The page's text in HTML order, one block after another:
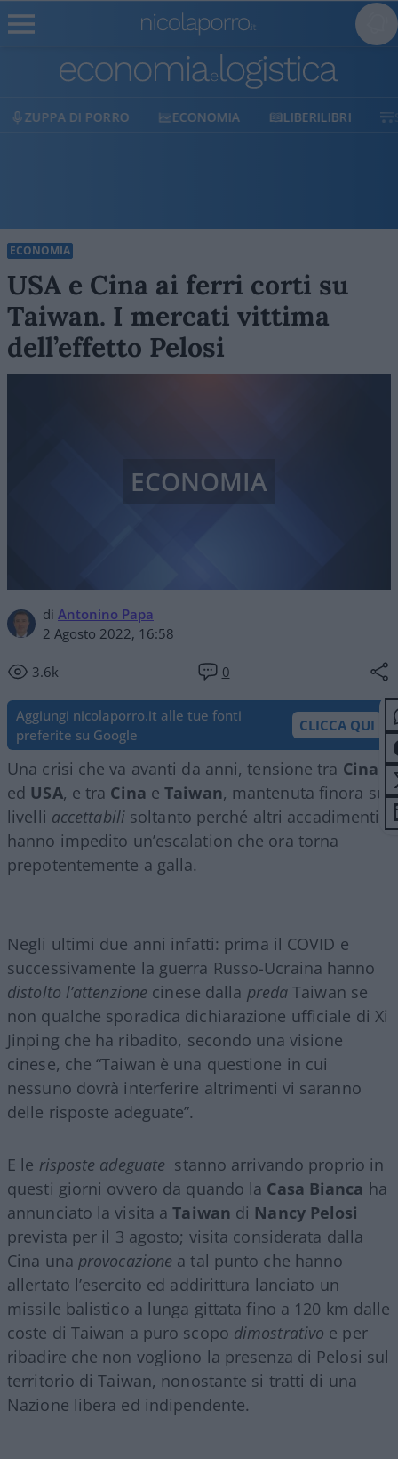
ECONOMIA LIBERILIBRI SHOP SOSTIENICI
ECONOMIA
USA e Cina ai ferri corti su
Taiwan. I mercati vittima
dell’effetto Pelosi
di Antonino Papa
2 Agosto 2022, 16:58
3.6k 0
ECONOMIA
Aggiungi nicolaporro.it alle tue fonti
preferite su Google
CLICCA QUI
Una crisi che va avanti da anni, tensione tra Cina
ed USA, e tra Cina eTaiwan, mantenuta finora su
livelli accettabilisoltanto perché altri accadimenti
hanno impedito un’escalation che ora torna
prepotentemente a galla.
Negli ultimi due anni infatti: prima il COVID e
successivamente la guerra Russo-Ucraina hanno
distolto l’attenzione cinese dalla predaTaiwan se
non qualche sporadica dichiarazione ufficiale di Xi
Jinping che ha ribadito, secondo una visione
cinese, che “Taiwan è una questione in cui
nessuno dovrà interferire altrimenti vi saranno
delle risposte adeguate”.
E le risposte adeguate stanno arrivando proprio in
questi giorni ovvero da quando la Casa Bianca ha
annunciato la visita aTaiwan di Nancy Pelosi
prevista per il 3 agosto; visita considerata dalla
Cina una provocazione a tal punto che hanno
allertato l’esercito ed addirittura lanciato un
missile balistico a lunga gittata fino a 120 km dalle
coste di Taiwan a puro scopo dimostrativo e per
ribadire che non vogliono la presenza di Pelosi sul
territorio di Taiwan, nonostante si tratti di una
Nazione libera ed indipendente.